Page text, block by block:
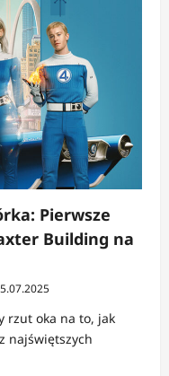
Pierwsze
Building na
rzut oka na to, jak
najświętszych